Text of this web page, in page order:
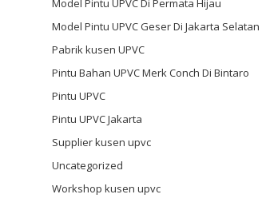
Model Pintu UPVC Di Permata Hijau
Model Pintu UPVC Geser Di Jakarta Selatan
Pabrik kusen UPVC
Pintu Bahan UPVC Merk Conch Di Bintaro
Pintu UPVC
Pintu UPVC Jakarta
Supplier kusen upvc
Uncategorized
Workshop kusen upvc